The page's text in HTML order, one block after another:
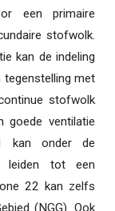
een primaire
stofwolk.
kan de indeling
tegenstelling met
stofwolk
goede ventilatie
kan onder de
leiden tot een
22 kan zelfs
(NGG). Ook